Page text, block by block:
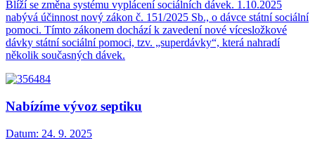
Blíží se změna systému vyplácení sociálních dávek. 1.10.2025
nabývá účinnost nový zákon č. 151/2025 Sb., o dávce státní sociální
pomoci. Tímto zákonem dochází k zavedení nové vícesložkové
dávky státní sociální pomoci, tzv. „superdávky“, která nahradí
několik současných dávek.
Nabízíme vývoz septiku
Datum: 24. 9. 2025